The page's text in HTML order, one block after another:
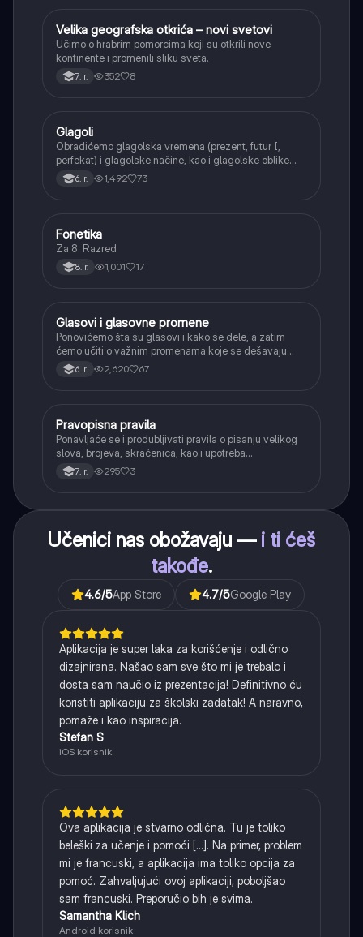
Istorija
Velika geografska otkrića – novi svetovi
Učimo o hrabrim pomorcima koji su otkrili nove
kontinente i promenili sliku sveta.
7. r. 352 8
Srpski jezik
Glagoli
Obradićemo glagolska vremena (prezent, futur I,
perfekat) i glagolske načine, kao i glagolske oblike
(infinitiv, glagolski pridevi i prilozi) i glagolski vid
(svršeni i nesvršeni).
6. r. 1,492 73
Srpski jezik
Fonetika
Za 8. Razred
8. r. 1,001 17
Srpski jezik
Glasovi i glasovne promene
Ponovićemo šta su glasovi i kako se dele, a zatim
ćemo učiti o važnim promenama koje se dešavaju
kada se glasovi nađu jedan pored drugog u rečima
(npr. jednačenje suglasnika po zvučnosti i mestu
6. r. 2,620 67
Srpski jezik
Pravopisna pravila
Ponavljaće se i produbljivati pravila o pisanju velikog
slova, brojeva, skraćenica, kao i upotreba
interpunkcije, sa posebnim fokusom na zarez u
složenoj rečenici.
7. r. 295 3
Učenici nas obožavaju — i ti ćeš
takođe.
4.6/5App Store 4.7/5Google Play
Aplikacija je super laka za korišćenje i odlično
dizajnirana. Našao sam sve što mi je trebalo i
dosta sam naučio iz prezentacija! Definitivno ću
koristiti aplikaciju za školski zadatak! A naravno,
pomaže i kao inspiracija.
Stefan S
iOS korisnik
Ova aplikacija je stvarno odlična. Tu je toliko
beleški za učenje i pomoći [...]. Na primer, problem
mi je francuski, a aplikacija ima toliko opcija za
pomoć. Zahvaljujući ovoj aplikaciji, poboljšao
sam francuski. Preporučio bih je svima.
Samantha Klich
Android korisnik